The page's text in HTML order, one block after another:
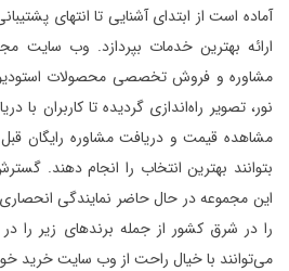
آماده است از ابتدای آشنایی تا انتهای
ارائه بهترین خدمات بپردازد. وب سایت
مشاوره و فروش تخصصی محصولات
نور، تصویر راه‌اندازی گردیده تا کاربران
مشاهده قیمت و دریافت مشاوره رایگان قبل
بتوانند بهترین انتخاب را انجام دهند.
را در شرق کشور از جمله برندهای زیر را در
می‌توانند با خیال راحت از وب سایت خرید